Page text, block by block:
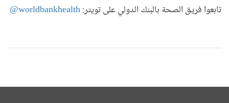
تابعوا فريق الصحة بالبنك الدولي على تويتر:worldbankhealth@